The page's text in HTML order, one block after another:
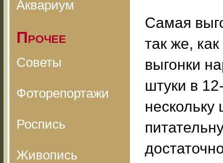
Аквариум
Прочее
Советы
Фоторепортажи
Роспись
Живопись
Самая
так же,
выгонки
штуки в